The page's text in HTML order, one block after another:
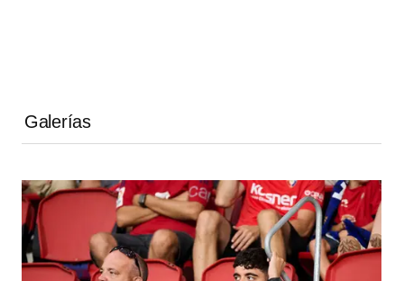
Galerías